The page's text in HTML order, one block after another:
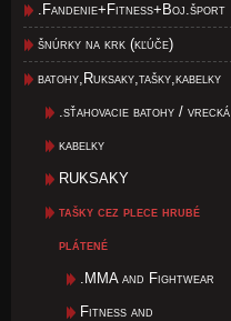
.Fandenie+Fitness+Boj.šport
šnúrky na krk (kľúče)
batohy,Ruksaky,tašky,kabelky
.sťahovacie batohy / vrecká
kabelky
RUKSAKY
tašky cez plece hrubé
plátené
.MMA and Fightwear
Fitness and